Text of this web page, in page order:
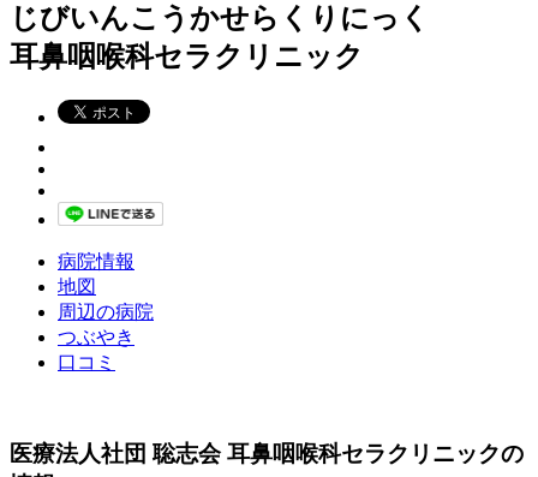
じびいんこうかせらくりにっく
耳鼻咽喉科セラクリニック
病院情報
地図
周辺の病院
つぶやき
口コミ
医療法人社団 聡志会 耳鼻咽喉科セラクリニックの